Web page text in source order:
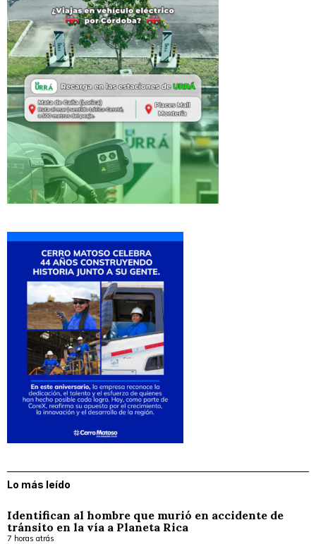
Lo más leído
Identifican al hombre que murió en accidente de
tránsito en la vía a Planeta Rica
7 horas atrás